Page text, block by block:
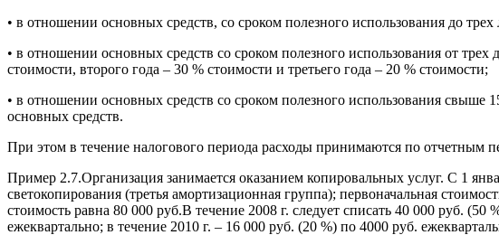
• в отношении основных средств, со сроком полезного использования до
• в отношении основных средств со сроком полезного использования от
стоимости, второго года – 30 % стоимости и третьего года – 20 % стоимости;
• в отношении основных средств со сроком полезного использования
основных средств.
При этом в течение налогового периода расходы принимаются по отчетным
Пример 2.7.Организация занимается оказанием копировальных услуг. С 1
светокопирования (третья амортизационная группа); первоначальная
стоимость равна 80 000 руб.В течение 2008 г. следует списать 40 000 руб.
ежеквартально; в течение 2010 г. – 16 000 руб. (20 %) по 4000 руб.